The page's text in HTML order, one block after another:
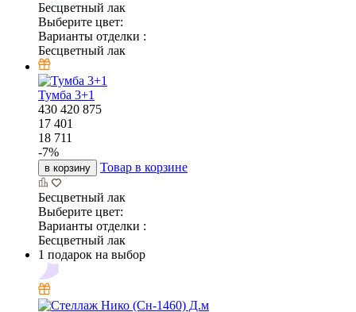
Бесцветный лак
Выберите цвет:
Варианты отделки :
Бесцветный лак
Тумба 3+1
430 420 875
17 401
18 711
-7%
в корзину Товар в корзине
Бесцветный лак
Выберите цвет:
Варианты отделки :
Бесцветный лак
1 подарок на выбор